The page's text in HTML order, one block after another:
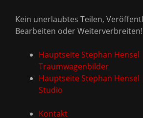
Kein unerlaubtes Teilen,
Bearbeiten oder Weiterverbreiten!
Hauptseite Stephan Hensel
Traumwagenbilder
Hauptseite Stephan
Studio
Kontakt